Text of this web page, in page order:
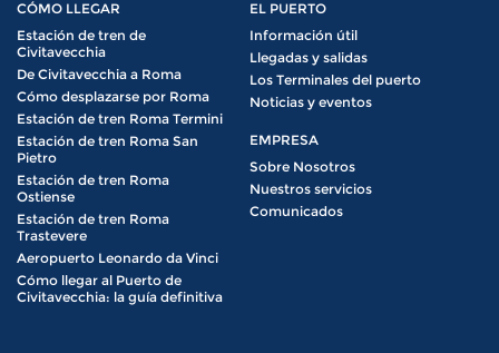
CÓMO LLEGAR
Estación de tren de
Civitavecchia
De Civitavecchia a Roma
Cómo desplazarse por Roma
Estación de tren Roma Termini
Estación de tren Roma San
Pietro
Estación de tren Roma
Ostiense
Estación de tren Roma
Trastevere
Aeropuerto Leonardo da Vinci
Cómo llegar al Puerto de
Civitavecchia: la guía definitiva
EL PUERTO
Información útil
Llegadas y salidas
Los Terminales del puerto
Noticias y eventos
EMPRESA
Sobre Nosotros
Nuestros servicios
Comunicados